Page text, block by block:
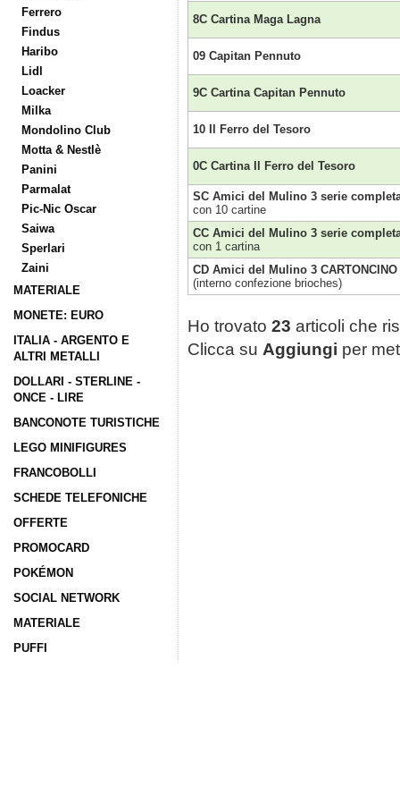
Ferrero
Findus
Haribo
Lidl
Loacker
Milka
Mondolino Club
Motta & Nestlè
Panini
Parmalat
Pic-Nic Oscar
Saiwa
Sperlari
Zaini
MATERIALE
MONETE: EURO
ITALIA - ARGENTO E
ALTRI METALLI
DOLLARI - STERLINE -
ONCE - LIRE
BANCONOTE TURISTICHE
LEGO MINIFIGURES
FRANCOBOLLI
SCHEDE TELEFONICHE
OFFERTE
PROMOCARD
POKÉMON
SOCIAL NETWORK
MATERIALE
PUFFI
8C Cartina Maga Lagna
09 Capitan Pennuto
9C Cartina Capitan Pennuto
10 Il Ferro del Tesoro
0C Cartina Il Ferro del Tesoro
SC Amici del Mulino 3 serie
con 10 cartine
CC Amici del Mulino 3 serie
con 1 cartina
CD Amici del Mulino 3
(interno confezione brioches)
Ho trovato 23 articoli che
Clicca su Aggiungi per